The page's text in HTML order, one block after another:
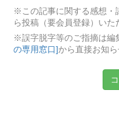
※この記事に関する感想・
ら投稿（要会員登録）いた
※誤字脱字等のご指摘は編
の専用窓口]から直接お知ら